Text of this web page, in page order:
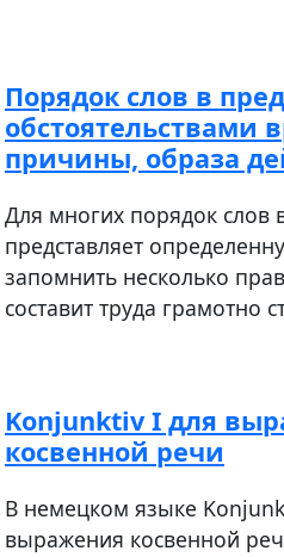
Порядок слов в
обстоятельствами
причины, образа
Для многих порядок слов
представляет
запомнить несколько
составит труда грамотно
Konjunktiv I для
косвенной речи
В немецком языке
выражения косвенной